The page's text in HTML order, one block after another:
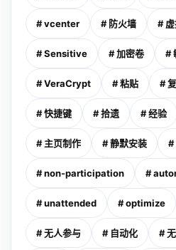
# vcenter # 防火墙 #
# Sensitive # 加密卷 #
# VeraCrypt # 粘贴 #
# 快捷键 # 拾遗 # 经验
# 主页制作 # 静默安装 #
# non-participation #
# unattended # optimize
# 无人参与 # 自动化 #